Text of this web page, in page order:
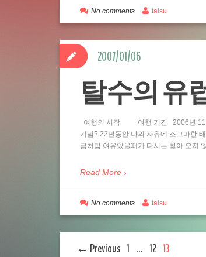
No comments talsu
탈수의 유
여행의 시작 여행 기간 2006년 11
기념? 22년동안 나의 자유에 조그마한
금처럼 여유있을때가 다시는 찾아 오지
Read More
2007/01/06
No comments talsu
← Previous 1 … 12 13